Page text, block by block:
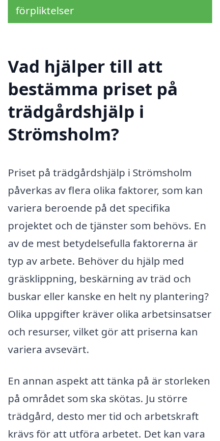
förpliktelser
Vad hjälper till att
bestämma priset på
trädgårdshjälp i
Strömsholm?
Priset på trädgårdshjälp i Strömsholm
påverkas av flera olika faktorer, som kan
variera beroende på det specifika
projektet och de tjänster som behövs. En
av de mest betydelsefulla faktorerna är
typ av arbete. Behöver du hjälp med
gräsklippning, beskärning av träd och
buskar eller kanske en helt ny plantering?
Olika uppgifter kräver olika arbetsinsatser
och resurser, vilket gör att priserna kan
variera avsevärt.
En annan aspekt att tänka på är storleken
på området som ska skötas. Ju större
trädgård, desto mer tid och arbetskraft
krävs för att utföra arbetet. Det kan vara